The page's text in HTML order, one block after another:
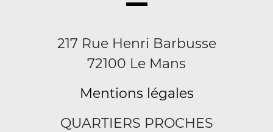
217 Rue Henri Barbusse
72100 Le Mans
Mentions légales
QUARTIERS PROCHES